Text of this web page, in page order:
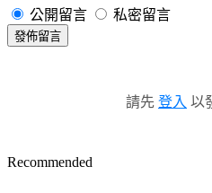
公開留言 私密留言
發佈留言
請先 登入 以
Recommended